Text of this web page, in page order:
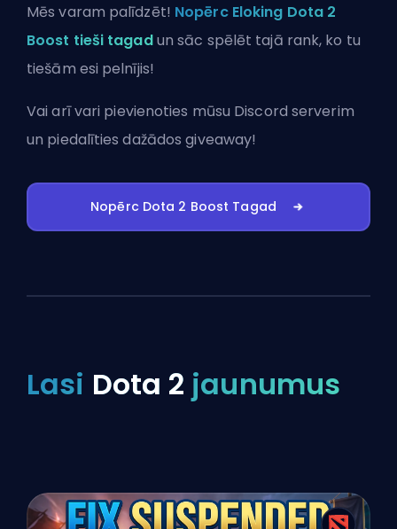
Mēs varam palīdzēt! Nopērc Eloking Dota 2
Boost tieši tagadun sāc spēlēt tajā rank, ko tu
tiešām esi pelnījis!
Vai arī vari pievienoties mūsu Discord serverim
un piedalīties dažādos giveaway!
Nopērc Dota 2 Boost Tagad
Lasi Dota 2 jaunumus